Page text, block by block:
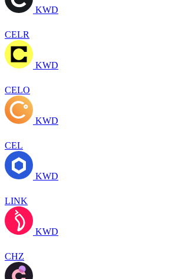
KWD
CELR
KWD
CELO
KWD
CEL
KWD
LINK
KWD
CHZ